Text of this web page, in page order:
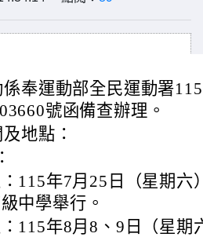
係奉運動部全民運動署
號函備查辦理。
地點：
115年7月25日（星期六
中學舉行。
115年8月8、9日（星期